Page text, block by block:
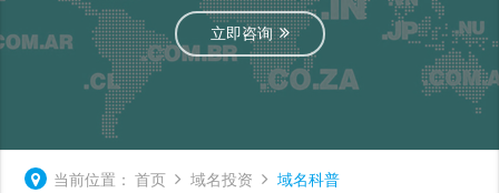
立即咨询
当前位置： 首页 域名投资 域名科普